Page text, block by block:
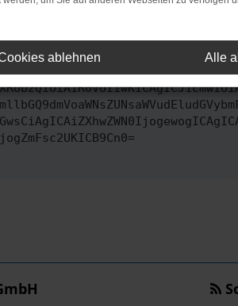
versuchen, das Problem zu beheben.
ablehnen Alle